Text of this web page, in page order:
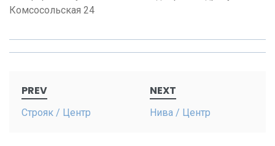
Комсосольская 24
navigation
PREV
Строяк / Центр
NEXT
Нива / Центр